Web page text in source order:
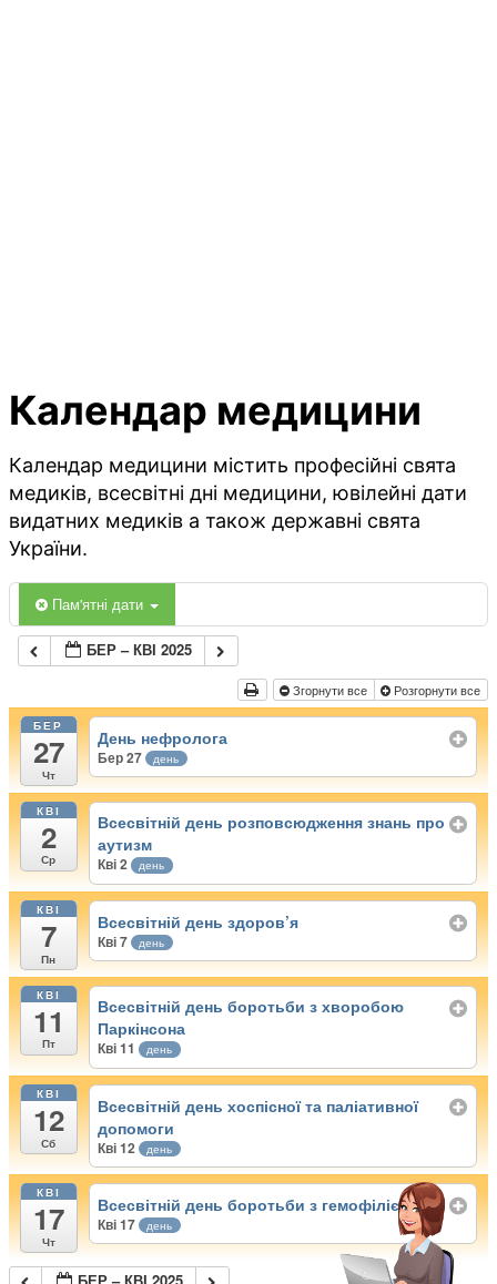
Календар медицини
Календар медицини містить професійні свята
медиків, всесвітні дні медицини, ювілейні дати
видатних медиків а також державні свята
України.
Пам'ятні дати
БЕР – КВІ 2025
Згорнути все Розгорнути все
БЕР
27
Чт
День нефролога
Бер 27 день
КВІ
2
Ср
Всесвітній день розповсюдження знань про
аутизм
Кві 2 день
КВІ
7
Пн
Всесвітній день здоров’я
Кві 7 день
КВІ
11
Пт
Всесвітній день боротьби з хворобою
Паркінсона
Кві 11 день
КВІ
12
Сб
Всесвітній день хоспісної та паліативної
допомоги
Кві 12 день
КВІ
17
Чт
Всесвітній день боротьби з гемофілією
Кві 17 день